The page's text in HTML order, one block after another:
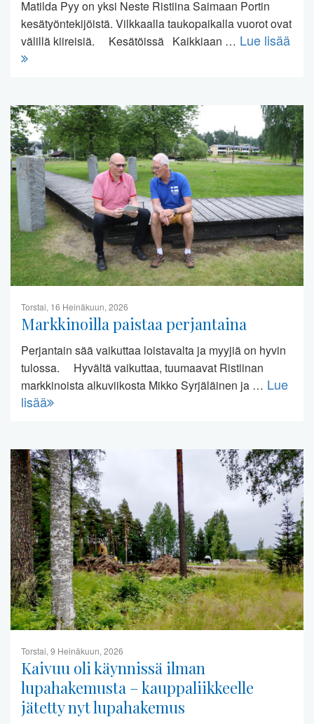
Matilda Pyy on yksi Neste Ristiina Saimaan Portin
kesätyöntekijöistä. Vilkkaalla taukopaikalla vuorot ovat
välillä kiireisiä. Kesätöissä Kaikkiaan … Lue lisää
Torstai, 16 Heinäkuun, 2026
Markkinoilla paistaa perjantaina
Perjantain sää vaikuttaa loistavalta ja myyjiä on hyvin
tulossa. Hyvältä vaikuttaa, tuumaavat Ristiinan
markkinoista alkuviikosta Mikko Syrjäläinen ja … Lue
lisää
Torstai, 9 Heinäkuun, 2026
Kaivuu oli käynnissä ilman
lupahakemusta – kauppaliikkeelle
jätetty nyt lupahakemus